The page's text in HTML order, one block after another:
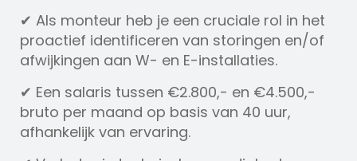
✔ Als monteur heb je een cruciale rol in het
proactief identificeren van storingen en/of
afwijkingen aan W- en E-installaties.
✔ Een salaris tussen €2.800,- en €4.500,-
bruto per maand op basis van 40 uur,
afhankelijk van ervaring.